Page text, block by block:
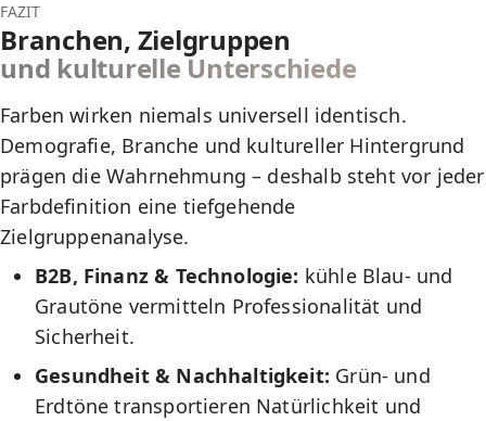
FAZIT
Branchen, Zielgruppen
und kulturelle Unterschiede
Farben wirken niemals universell identisch.
Demografie, Branche und kultureller Hintergrund
prägen die Wahrnehmung – deshalb steht vor jeder
Farbdefinition eine tiefgehende
Zielgruppenanalyse.
B2B, Finanz & Technologie: kühle Blau- und
Grautöne vermitteln Professionalität und
Sicherheit.
Gesundheit & Nachhaltigkeit: Grün- und
Erdtöne transportieren Natürlichkeit und